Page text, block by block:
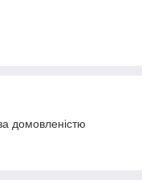
домовленістю